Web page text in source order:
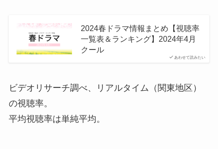
あわせて読みたい
2024春ドラマ情報まとめ【視聴率
一覧表＆ランキング】2024年4月
クール
ビデオリサーチ調べ、リアルタイム（関東地区）
の視聴率。
平均視聴率は単純平均。